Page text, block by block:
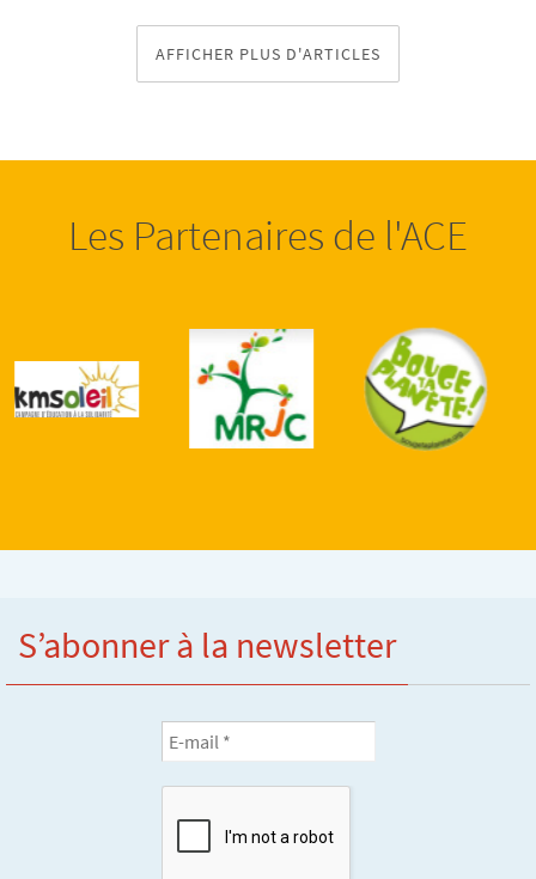
AFFICHER PLUS D'ARTICLES
Les Partenaires de l'ACE
S’abonner à la newsletter